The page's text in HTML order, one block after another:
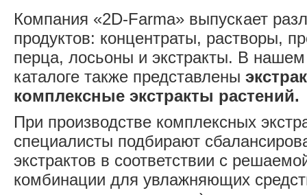
Компания «2D-Farma» выпускает
продуктов: концентраты, растворы,
перца, лосьоны и экстракты. В
каталоге также представлены
комплексные экстракты растений.
При производстве комплексных
специалисты подбирают
экстрактов в соответствии с
комбинации для увлажняющих